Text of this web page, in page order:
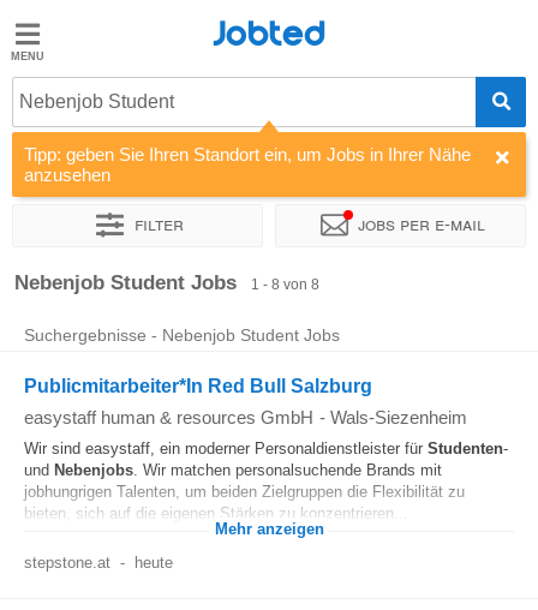
Jobted
Jobs
Gehalt
Jobted
Nebenjob Student
Tipp: geben Sie Ihren Standort ein, um Jobs in Ihrer Nähe
anzusehen
Filter Jobs per e-mail
Sortieren nach Unternehmen Personaldienstleister
Nebenjob Student Jobs 1 - 8 von 8
Suchergebnisse - Nebenjob Student Jobs
Publicmitarbeiter*In Red Bull Salzburg
easystaff human & resources GmbH - Wals-Siezenheim
Wir sind easystaff, ein moderner Personaldienstleister für Studenten-
und Nebenjobs. Wir matchen personalsuchende Brands mit
jobhungrigen Talenten, um beiden Zielgruppen die Flexibilität zu
bieten, sich auf die eigenen Stärken zu konzentrieren...
Mehr anzeigen
stepstone.at - heute